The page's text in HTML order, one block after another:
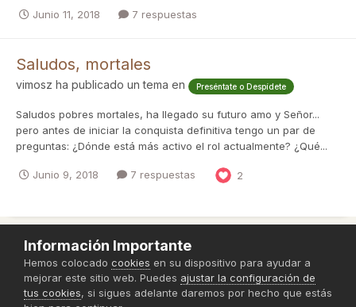
Junio 11, 2018 7 respuestas
Saludos, mortales
vimosz ha publicado un tema en Preséntate o Despídete
Saludos pobres mortales, ha llegado su futuro amo y Señor...
pero antes de iniciar la conquista definitiva tengo un par de
preguntas: ¿Dónde está más activo el rol actualmente? ¿Qué...
Junio 9, 2018 7 respuestas 2
Política de Privacidad
Powered by Invision Community
Información Importante
Hemos colocado cookies en su dispositivo para ayudar a
mejorar este sitio web. Puedes ajustar la configuración de
tus cookies, si sigues adelante daremos por hecho que estás